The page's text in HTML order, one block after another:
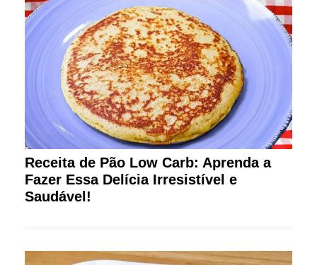
Receita de Pão Low Carb: Aprenda a
Fazer Essa Delícia Irresistível e
Saudável!